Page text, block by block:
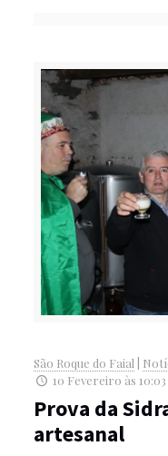
São Roque do Faial
10 Fevereiro às 10:03
Prova da
artesanal